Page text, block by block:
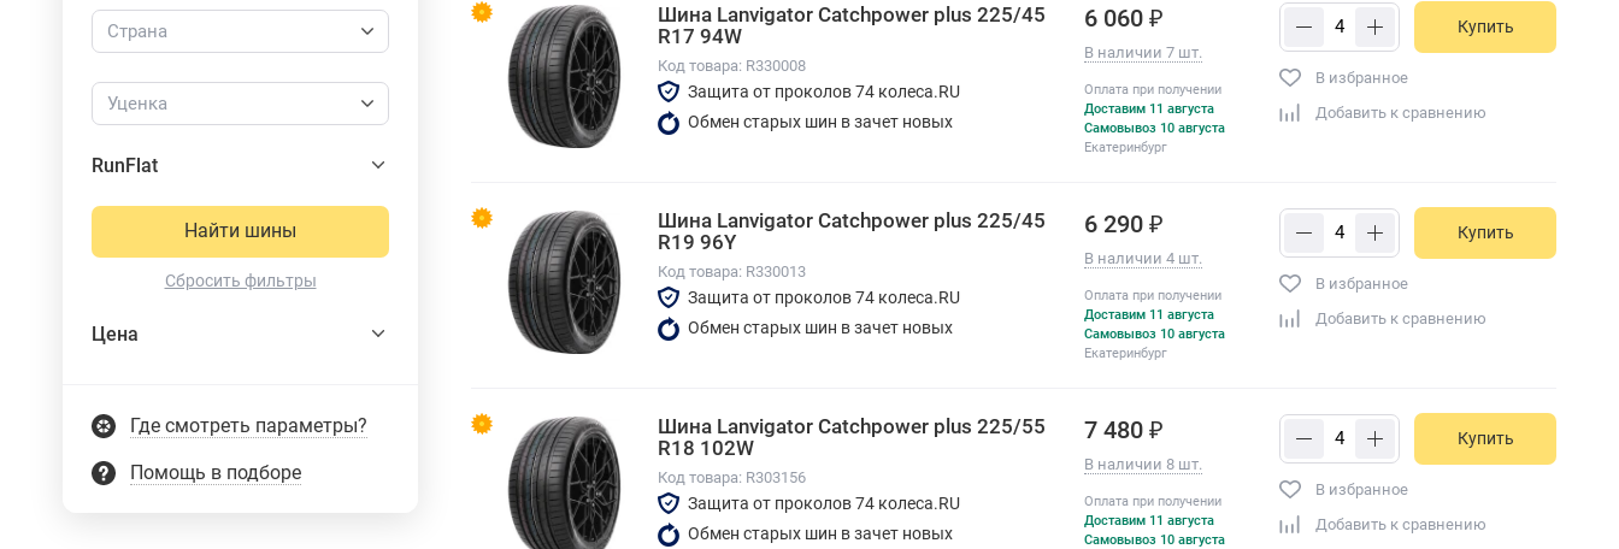
Страна
Уценка
RunFlat
Найти шины
Сбросить фильтры
Цена
Где смотреть параметры?
Помощь в подборе
Шина Lanvigator Catchpower plus 225/45
R17 94W
Код товара: R330008
Защита от проколов 74 колеса.RU
Обмен старых шин в зачет новых
6 060 ₽
В наличии 7 шт.
Оплата при получении
Доставим 11 августа
Самовывоз 10 августа
Екатеринбург
Купить
В избранное
Добавить к сравнению
Шина Lanvigator Catchpower plus 225/45
R19 96Y
Код товара: R330013
Защита от проколов 74 колеса.RU
Обмен старых шин в зачет новых
6 290 ₽
В наличии 4 шт.
Оплата при получении
Доставим 11 августа
Самовывоз 10 августа
Екатеринбург
Купить
В избранное
Добавить к сравнению
Шина Lanvigator Catchpower plus 225/55
R18 102W
Код товара: R303156
Защита от проколов 74 колеса.RU
Обмен старых шин в зачет новых
7 480 ₽
В наличии 8 шт.
Оплата при получении
Доставим 11 августа
Самовывоз 10 августа
Купить
В избранное
Добавить к сравнению